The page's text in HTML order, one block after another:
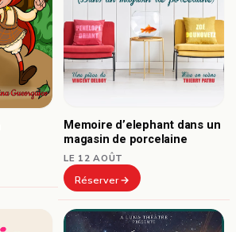
Memoire d’elephant dans un
magasin de porcelaine
LE 12 AOÛT
Réserver